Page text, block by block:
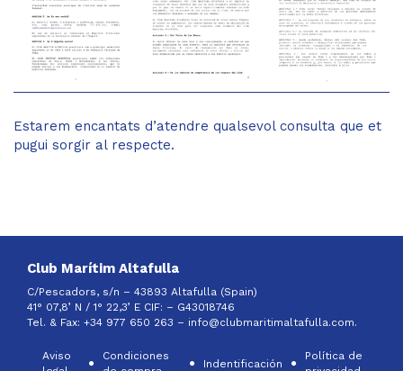
Estarem encantats d’atendre qualsevol consulta que et
pugui sorgir al respecte.
Club Marítim Altafulla
C/Pescadors, s/n – 43893 Altafulla (Spain)
41° 07,8’ N / 1° 22,3’ E CIF: – G43018746
Tel. & Fax: +34 977 650 263 – info@clubmaritimaltafulla.com.
Aviso
Condiciones
Indentificación
Política de